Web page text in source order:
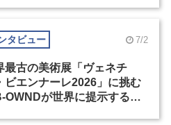
タビュー 7/2
最古の美術展「ヴェネチ
ビエンナーレ2026」に挑む
が世界に提示する美